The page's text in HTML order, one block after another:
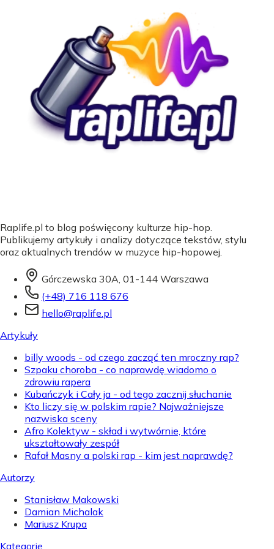
Raplife.pl to blog poświęcony kulturze hip-hop.
Publikujemy artykuły i analizy dotyczące tekstów, stylu
oraz aktualnych trendów w muzyce hip-hopowej.
Górczewska 30A, 01-144 Warszawa
(+48) 716 118 676
hello@raplife.pl
Artykuły
billy woods - od czego zacząć ten mroczny rap?
Szpaku choroba - co naprawdę wiadomo o
zdrowiu rapera
Kubańczyk i Cały ja - od tego zacznij słuchanie
Kto liczy się w polskim rapie? Najważniejsze
nazwiska sceny
Afro Kolektyw - skład i wytwórnie, które
ukształtowały zespół
Rafał Masny a polski rap - kim jest naprawdę?
Autorzy
Stanisław Makowski
Damian Michalak
Mariusz Krupa
Kategorie